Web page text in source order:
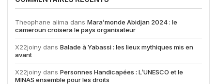
Theophane alima dans Mara’monde Abidjan 2024 : le
cameroun croisera le pays organisateur
X22joiny dans Balade à Yabassi : les lieux mythiques mis en
avant
X22joiny dans Personnes Handicapées : L’UNESCO et le
MINAS ensemble pour les droits